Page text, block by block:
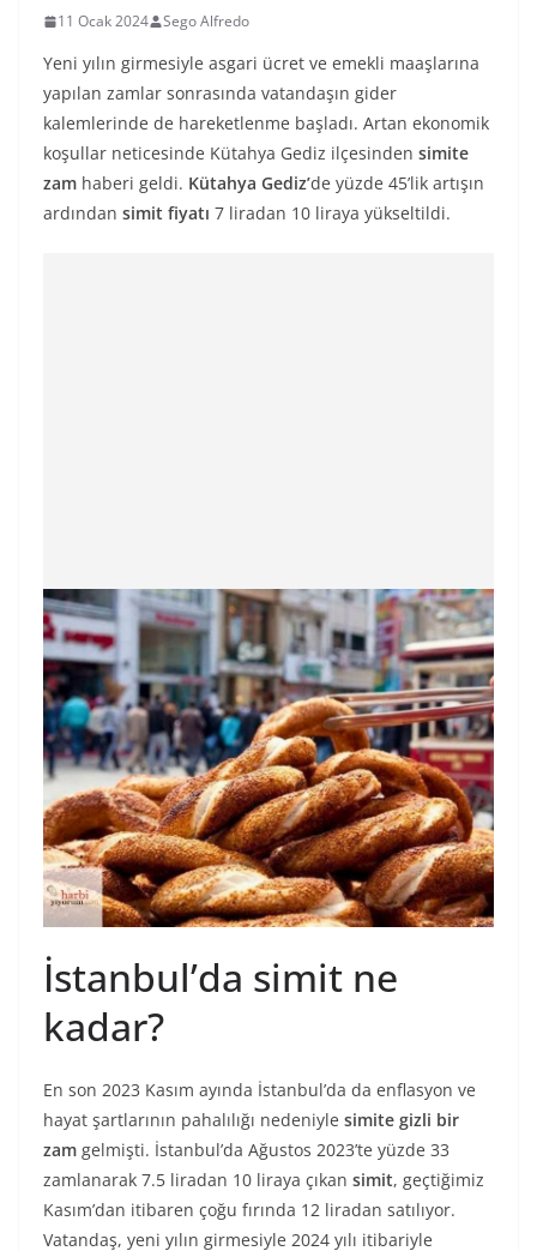
11 Ocak 2024 Sego Alfredo
Yeni yılın girmesiyle asgari ücret ve emekli maaşlarına
yapılan zamlar sonrasında vatandaşın gider
kalemlerinde de hareketlenme başladı. Artan ekonomik
koşullar neticesinde Kütahya Gediz ilçesinden simite
zam haberi geldi. Kütahya Gediz’de yüzde 45’lik artışın
ardından simit fiyatı 7 liradan 10 liraya yükseltildi.
İstanbul’da simit ne
kadar?
En son 2023 Kasım ayında İstanbul’da da enflasyon ve
hayat şartlarının pahalılığı nedeniyle simite gizli bir
zam gelmişti. İstanbul’da Ağustos 2023’te yüzde 33
zamlanarak 7.5 liradan 10 liraya çıkan simit, geçtiğimiz
Kasım’dan itibaren çoğu fırında 12 liradan satılıyor.
Vatandaş, yeni yılın girmesiyle 2024 yılı itibariyle